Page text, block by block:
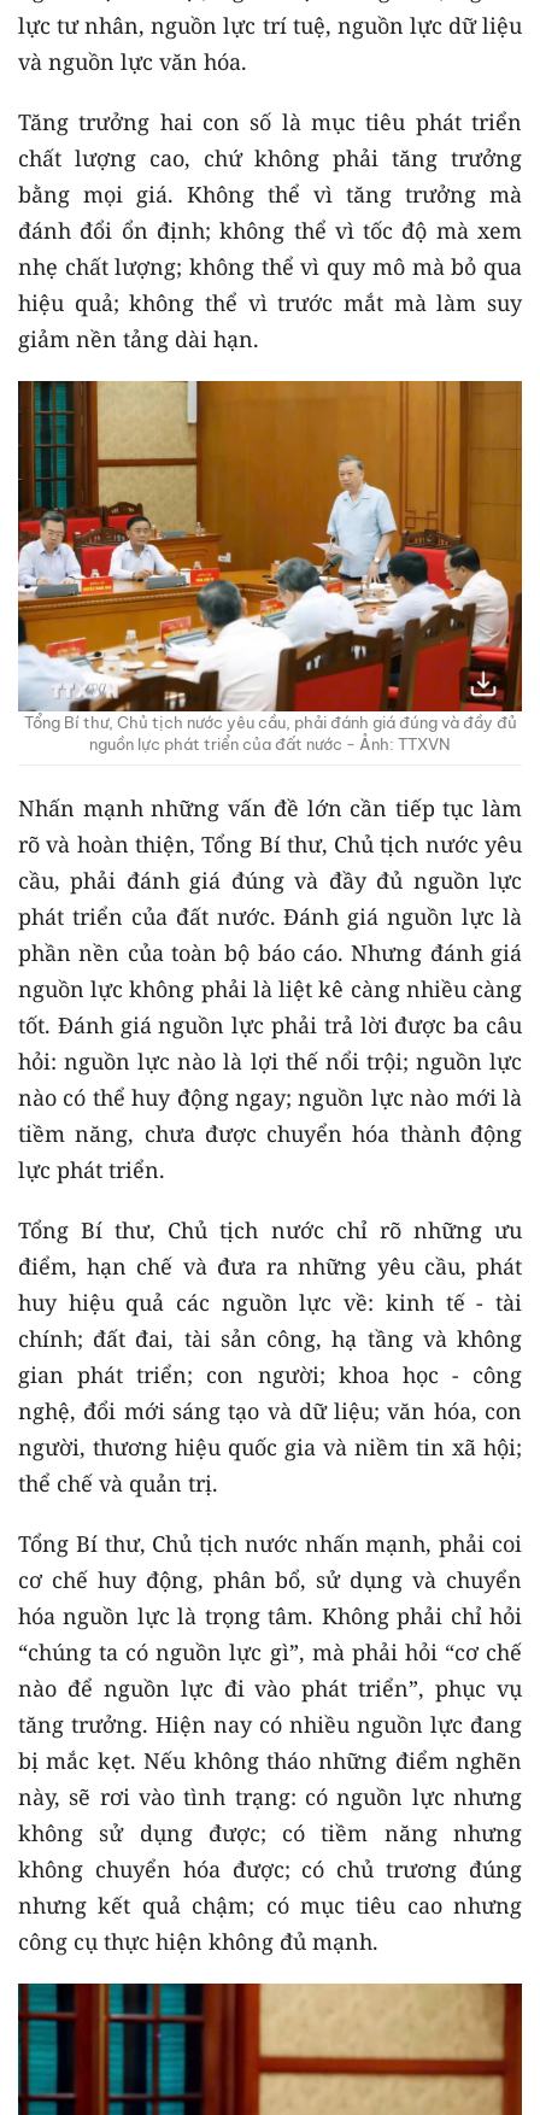
lực tư nhân, nguồn lực trí tuệ, nguồn lực dữ liệu
và nguồn lực văn hóa.
Tăng trưởng hai con số là mục tiêu phát triển
chất lượng cao, chứ không phải tăng trưởng
bằng mọi giá. Không thể vì tăng trưởng mà
đánh đổi ổn định; không thể vì tốc độ mà xem
nhẹ chất lượng; không thể vì quy mô mà bỏ qua
hiệu quả; không thể vì trước mắt mà làm suy
giảm nền tảng dài hạn.
Tổng Bí thư, Chủ tịch nước yêu cầu, phải đánh giá đúng và đầy đủ
nguồn lực phát triển của đất nước - Ảnh: TTXVN
Nhấn mạnh những vấn đề lớn cần tiếp tục làm
rõ và hoàn thiện, Tổng Bí thư, Chủ tịch nước yêu
cầu, phải đánh giá đúng và đầy đủ nguồn lực
phát triển của đất nước. Đánh giá nguồn lực là
phần nền của toàn bộ báo cáo. Nhưng đánh giá
nguồn lực không phải là liệt kê càng nhiều càng
tốt. Đánh giá nguồn lực phải trả lời được ba câu
hỏi: nguồn lực nào là lợi thế nổi trội; nguồn lực
nào có thể huy động ngay; nguồn lực nào mới là
tiềm năng, chưa được chuyển hóa thành động
lực phát triển.
Tổng Bí thư, Chủ tịch nước chỉ rõ những ưu
điểm, hạn chế và đưa ra những yêu cầu, phát
huy hiệu quả các nguồn lực về: kinh tế - tài
chính; đất đai, tài sản công, hạ tầng và không
gian phát triển; con người; khoa học - công
nghệ, đổi mới sáng tạo và dữ liệu; văn hóa, con
người, thương hiệu quốc gia và niềm tin xã hội;
thể chế và quản trị.
Tổng Bí thư, Chủ tịch nước nhấn mạnh, phải coi
cơ chế huy động, phân bổ, sử dụng và chuyển
hóa nguồn lực là trọng tâm. Không phải chỉ hỏi
“chúng ta có nguồn lực gì”, mà phải hỏi “cơ chế
nào để nguồn lực đi vào phát triển”, phục vụ
tăng trưởng. Hiện nay có nhiều nguồn lực đang
bị mắc kẹt. Nếu không tháo những điểm nghẽn
này, sẽ rơi vào tình trạng: có nguồn lực nhưng
không sử dụng được; có tiềm năng nhưng
không chuyển hóa được; có chủ trương đúng
nhưng kết quả chậm; có mục tiêu cao nhưng
công cụ thực hiện không đủ mạnh.